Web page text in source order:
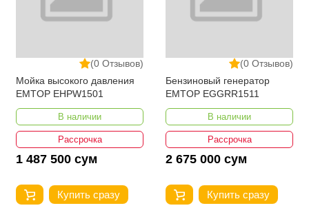
(0 Отзывов)
Мойка высокого давления
EMTOP EHPW1501
В наличии
Рассрочка
1 487 500 сум
Купить сразу
(0 Отзывов)
Бензиновый генератор
EMTOP EGGRR1511
В наличии
Рассрочка
2 675 000 сум
Купить сразу